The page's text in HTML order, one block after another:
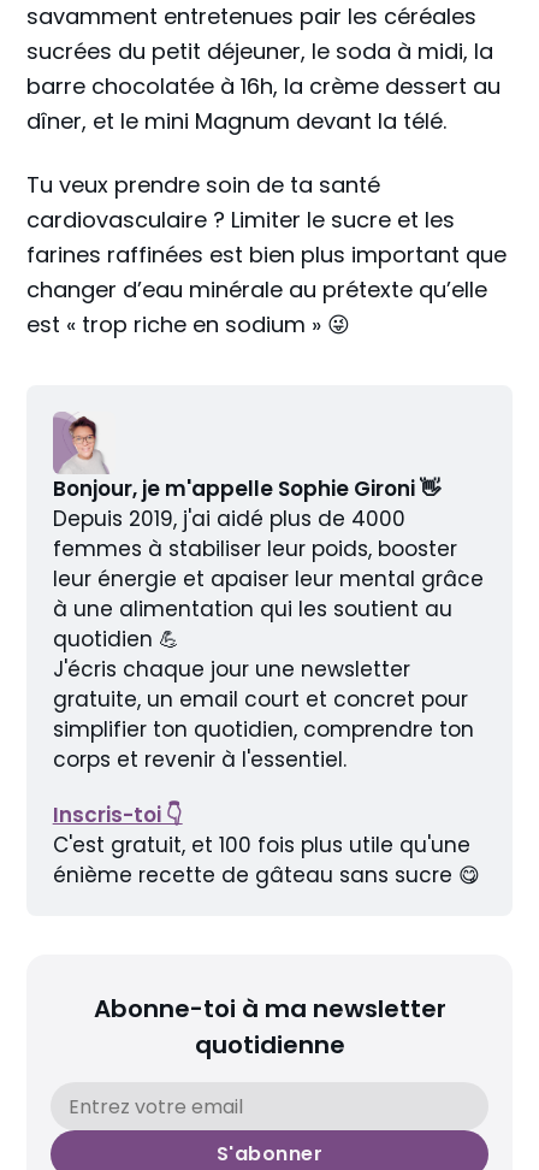
savamment entretenues pair les céréales
sucrées du petit déjeuner, le soda à midi, la
barre chocolatée à 16h, la crème dessert au
dîner, et le mini Magnum devant la télé.
Tu veux prendre soin de ta santé
cardiovasculaire ? Limiter le sucre et les
farines raffinées est bien plus important que
changer d’eau minérale au prétexte qu’elle
est « trop riche en sodium » 😜
Bonjour, je m'appelle Sophie Gironi 👋
Depuis 2019, j'ai aidé plus de 4000
femmes à stabiliser leur poids, booster
leur énergie et apaiser leur mental grâce
à une alimentation qui les soutient au
quotidien 💪
J'écris chaque jour une newsletter
gratuite, un email court et concret pour
simplifier ton quotidien, comprendre ton
corps et revenir à l'essentiel.
Inscris-toi 👇
C'est gratuit, et 100 fois plus utile qu'une
énième recette de gâteau sans sucre 😋
Abonne-toi à ma newsletter
quotidienne
S'abonner